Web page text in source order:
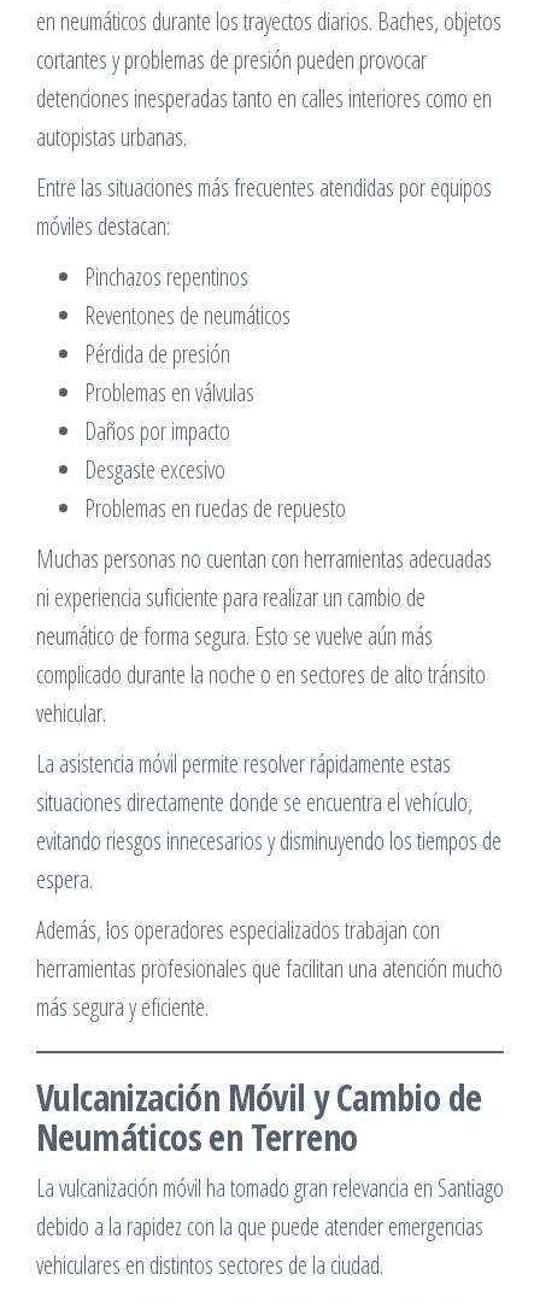
en neumáticos durante los trayectos diarios. Baches, objetos
cortantes y problemas de presión pueden provocar
detenciones inesperadas tanto en calles interiores como en
autopistas urbanas.
Entre las situaciones más frecuentes atendidas por equipos
móviles destacan:
Pinchazos repentinos
Reventones de neumáticos
Pérdida de presión
Problemas en válvulas
Daños por impacto
Desgaste excesivo
Problemas en ruedas de repuesto
Muchas personas no cuentan con herramientas adecuadas
ni experiencia suficiente para realizar un cambio de
neumático de forma segura. Esto se vuelve aún más
complicado durante la noche o en sectores de alto tránsito
vehicular.
La asistencia móvil permite resolver rápidamente estas
situaciones directamente donde se encuentra el vehículo,
evitando riesgos innecesarios y disminuyendo los tiempos de
espera.
Además, los operadores especializados trabajan con
herramientas profesionales que facilitan una atención mucho
más segura y eficiente.
Vulcanización Móvil y Cambio de
Neumáticos en Terreno
La vulcanización móvil ha tomado gran relevancia en Santiago
debido a la rapidez con la que puede atender emergencias
vehiculares en distintos sectores de la ciudad.